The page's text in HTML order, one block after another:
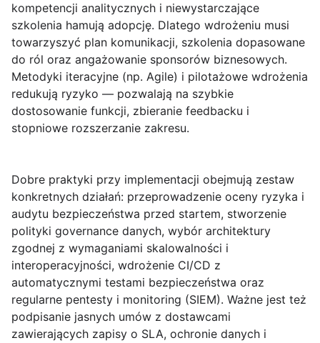
kompetencji analitycznych i niewystarczające
szkolenia hamują adopcję. Dlatego wdrożeniu musi
towarzyszyć plan komunikacji, szkolenia dopasowane
do ról oraz angażowanie sponsorów biznesowych.
Metodyki iteracyjne (np. Agile) i pilotażowe wdrożenia
redukują ryzyko — pozwalają na szybkie
dostosowanie funkcji, zbieranie feedbacku i
stopniowe rozszerzanie zakresu.
Dobre praktyki przy implementacji obejmują zestaw
konkretnych działań: przeprowadzenie oceny ryzyka i
audytu bezpieczeństwa przed startem, stworzenie
polityki governance danych, wybór architektury
zgodnej z wymaganiami skalowalności i
interoperacyjności, wdrożenie CI/CD z
automatycznymi testami bezpieczeństwa oraz
regularne pentesty i monitoring (SIEM). Ważne jest też
podpisanie jasnych umów z dostawcami
zawierających zapisy o SLA, ochronie danych i